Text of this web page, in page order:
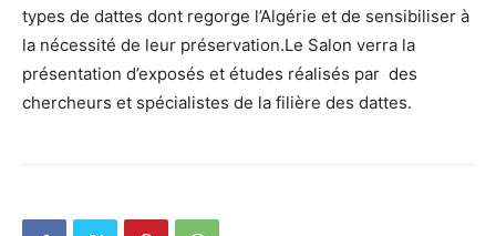
types de dattes dont regorge l’Algérie et de sensibiliser à
la nécessité de leur préservation.Le Salon verra la
présentation d’exposés et études réalisés par des
chercheurs et spécialistes de la filière des dattes.